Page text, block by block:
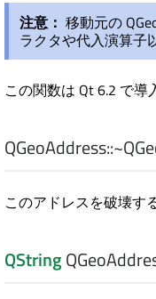
注意： 移動元の
ラクタや代入演算子
この関数は Qt 6.2 で導
QGeoAddress::
このアドレスを破壊する
QString